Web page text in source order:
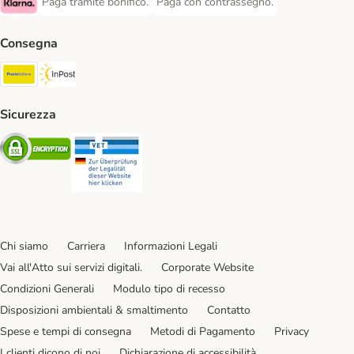
Klarna Payment Method
Paga tramite bonifico. Payment MethodPaga con contrassegno. Payment
Consegna
Poste Italiane. Shipping Method
Sicurezza
Security
Chi siamo Carriera
Informazioni Legali
Vai all'Atto sui servizi digitali.
Corporate Website
Condizioni Generali
Modulo tipo di recesso
Disposizioni ambientali & smaltimento
Contatto
Spese e tempi di consegna
Metodi di Pagamento
Privacy